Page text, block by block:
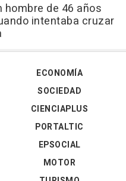
hombre de 46 años
intentaba cruzar
ECONOMÍA
SOCIEDAD
CIENCIAPLUS
PORTALTIC
EPSOCIAL
MOTOR